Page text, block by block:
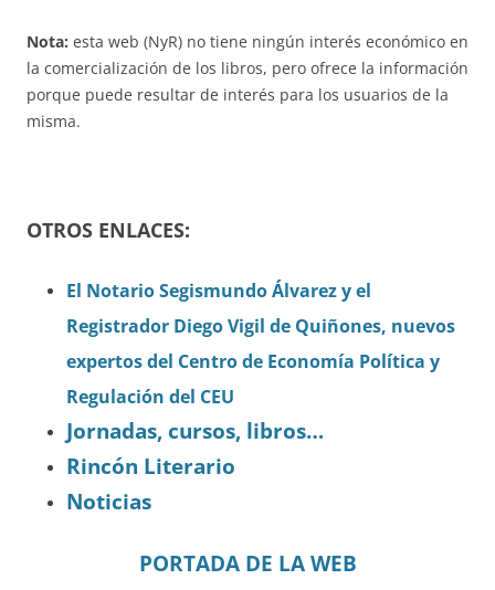
Nota: esta web (NyR) no tiene ningún interés económico en
la comercialización de los libros, pero ofrece la información
porque puede resultar de interés para los usuarios de la
misma.
OTROS ENLACES:
El Notario Segismundo Álvarez y el
Registrador Diego Vigil de Quiñones, nuevos
expertos del Centro de Economía Política y
Regulación del CEU
Jornadas, cursos, libros…
Rincón Literario
Noticias
PORTADA DE LA WEB